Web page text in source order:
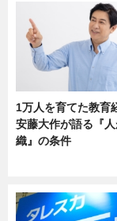
1万人を育てた教育
安藤大作が語る『人
織』の条件